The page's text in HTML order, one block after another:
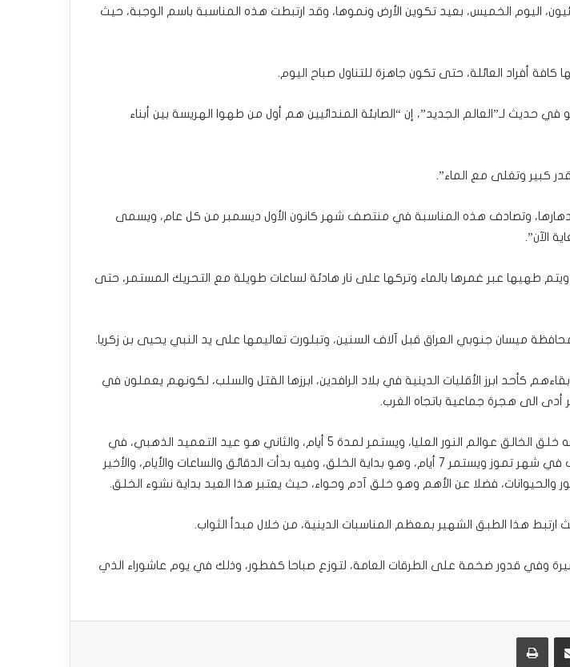
اليوم الخميس، بعيد تكوين الأرض ونموها، وقد ارتبطت هذه المناسبة باسم الوجبة، حيث
أفراد العائلة، حتى تكون جاهزة للتناول صباح اليوم.
حديث لـ”العالم الجديد”، إن “الصابئة المندائيين هم أول من طهوا الهريسة بين أبناء
وتصادف هذه المناسبة في منتصف شهر كانون الأول ديسمبر من كل عام، ويسمى
الآن”.
طهيها عبر غمرها بالماء وتركها على نار هادئة لساعات طويلة مع التحريك المستمر، حتى
ميسان جنوبي العراق قبل آلاف السنين، وتبلورت تعاليمها على يد النبي يحيى بن زكريا.
الكثير من التحديات التي هددت بقاءهم كأحد ابرز الأقليات الدينية في بلاد الرافدين، ابرزها القتل والسلب، لكونهم يعملون في
الى هجرة جماعية باتجاه الغرب.
وللصابئة 4 أعياد رئيسية ومناسبات عدة أخرى، الاول هو عيد الخليقة (البرونايا) وفيه خلق الخالق عوالم النور العليا، ويستمر لمدة 5 أيام، والثاني هو عيد التعميد الذهبي، في
ذكرى الولادة الروحية لنبيهم يحيى بن زكريا، بالإضافة الى العيد الكبير الذي يصادف في شهر تموز ويستمر 7 أيام، وهو بداية الخلق، وفيه بدأت الدقائق والساعات والأيام، والأخير
والحيوانات، فضلا عن الأهم وهو خلق آدم وحواء، حيث يعتبر هذا العيد بداية نشوء الخلق.
ارتبط هذا الطبق الشهير بمعظم المناسبات الدينية، من خلال مبدأ الثواب.
وفي قدور ضخمة على الطرقات العامة، لتوزع صباحا كفطور، وذلك في يوم عاشوراء الذي